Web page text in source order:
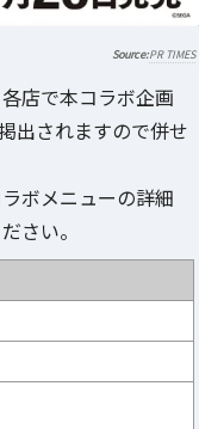
PR TIMES
店で本コラボ企画
出されますので併せ
ボメニューの詳細
さい。